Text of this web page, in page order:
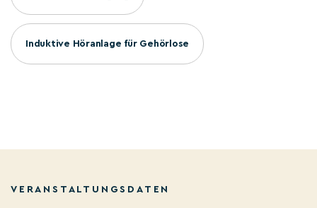
Induktive Höranlage für Gehörlose
VERANSTALTUNGSDATEN